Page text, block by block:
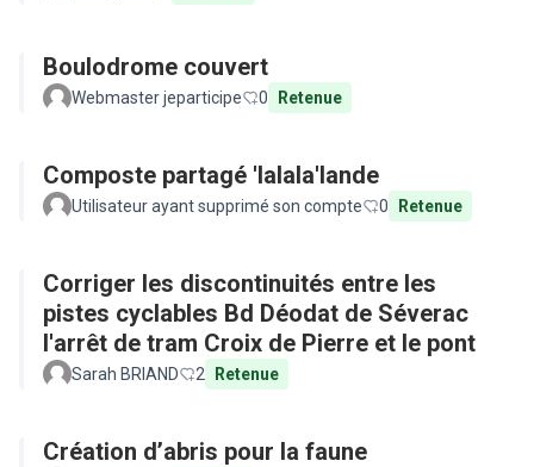
Boulodrome couvert
Webmaster jeparticipe 0 Retenue
Composte partagé 'lalala'lande
Utilisateur ayant supprimé son compte 0 Retenue
Corriger les discontinuités entre les
pistes cyclables Bd Déodat de Séverac
l'arrêt de tram Croix de Pierre et le pont
Sarah BRIAND 2 Retenue
Création d’abris pour la faune